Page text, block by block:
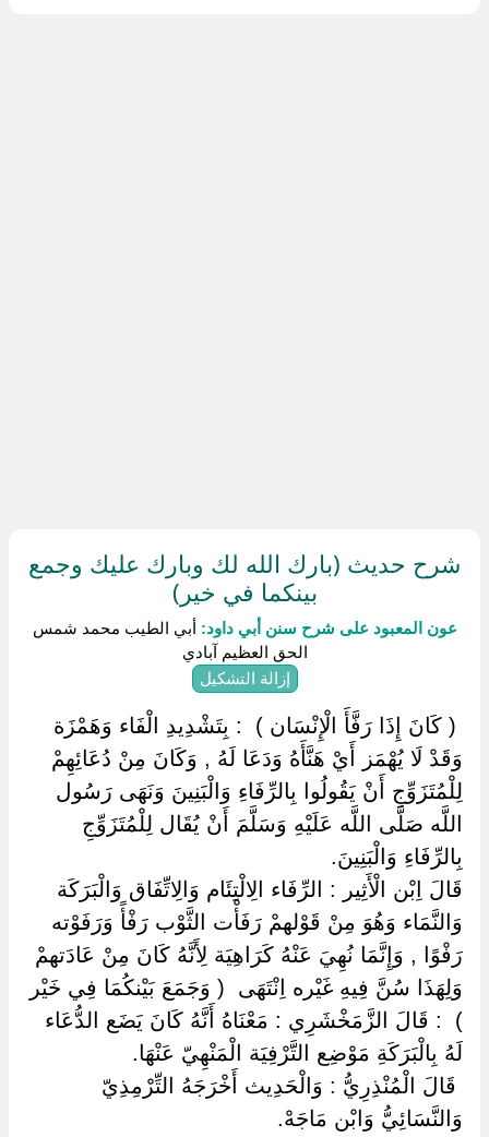
شرح حديث (بارك الله لك وبارك عليك وجمع
بينكما في خير)
عون المعبود على شرح سنن أبي داود: أبي الطيب محمد شمس
الحق العظيم آبادي
إزالة التشكيل
‏ ‏( كَانَ إِذَا رَفَّأَ الْإِنْسَان ) ‏ ‏: بِتَشْدِيدِ الْفَاء وَهَمْزَة
وَقَدْ لَا يُهْمَز أَيْ هَنَّأَهُ وَدَعَا لَهُ , وَكَانَ مِنْ دُعَائِهِمْ
لِلْمُتَزَوِّجِ أَنْ يَقُولُوا بِالرِّفَاءِ وَالْبَنِينَ وَنَهَى رَسُول
اللَّه صَلَّى اللَّه عَلَيْهِ وَسَلَّمَ أَنْ يُقَال لِلْمُتَزَوِّجِ
بِالرِّفَاءِ وَالْبَنِينَ.
قَالَ اِبْن الْأَثِير : الرِّفَاء الِالْتِئَام وَالِاتِّفَاق وَالْبَرَكَة
وَالنَّمَاء وَهُوَ مِنْ قَوْلهمْ رَفَأْت الثَّوْب رَفْأً وَرَفَوْته
رَفْوًا , وَإِنَّمَا نُهِيَ عَنْهُ كَرَاهِيَة لِأَنَّهُ كَانَ مِنْ عَادَتهمْ
وَلِهَذَا سُنَّ فِيهِ غَيْره اِنْتَهَى ‏ ‏( وَجَمَعَ بَيْنكُمَا فِي خَيْر
) ‏ ‏: قَالَ الزَّمَخْشَرِي : مَعْنَاهُ أَنَّهُ كَانَ يَضَع الدُّعَاء
لَهُ بِالْبَرَكَةِ مَوْضِع التَّرْفِيَة الْمَنْهِيّ عَنْهَا.
‏ ‏قَالَ الْمُنْذِرِيُّ : وَالْحَدِيث أَخْرَجَهُ التِّرْمِذِيّ
وَالنَّسَائِيُّ وَابْن مَاجَهْ.